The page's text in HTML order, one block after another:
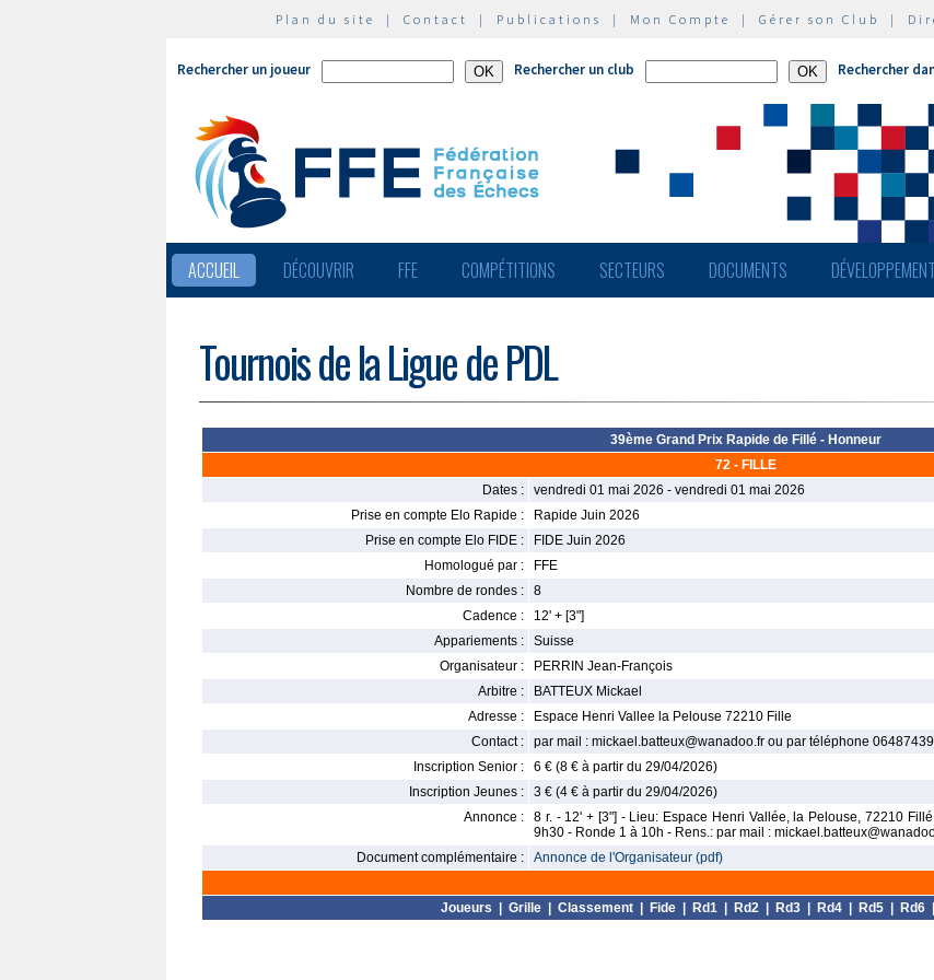
Plan du site | Contact | Publications | Mon Compte | Gérer son Club |
Rechercher un joueur Rechercher un club Rechercher
ACCUEIL DÉCOUVRIR FFE COMPÉTITIONS SECTEURS DOCUMENTS DÉVELOPPEMENT
Tournois de la Ligue de PDL
39ème Grand Prix Rapide de Fillé - Honneur
72 - FILLE
Dates :
vendredi 01 mai 2026 - vendredi 01 mai 2026
Prise en compte Elo Rapide :
Rapide Juin 2026
Prise en compte Elo FIDE :
FIDE Juin 2026
Homologué par :
FFE
Nombre de rondes :
8
Cadence :
12' + [3"]
Appariements :
Suisse
Organisateur :
PERRIN Jean-François
Arbitre :
BATTEUX Mickael
Adresse :
Espace Henri Vallee la Pelouse 72210 Fille
Contact :
par mail : mickael.batteux@wanadoo.fr ou par téléphone
Inscription Senior :
6 € (8 € à partir du 29/04/2026)
Inscription Jeunes :
3 € (4 € à partir du 29/04/2026)
Annonce :
8 r. - 12' + [3"] - Lieu: Espace Henri Vallée, la Pelouse, 72210
9h30 - Ronde 1 à 10h - Rens.: par mail :
Document complémentaire :
Annonce de l'Organisateur (pdf)
Joueurs Grille Classement Fide Rd1 Rd2 Rd3 Rd4 Rd5 Rd6